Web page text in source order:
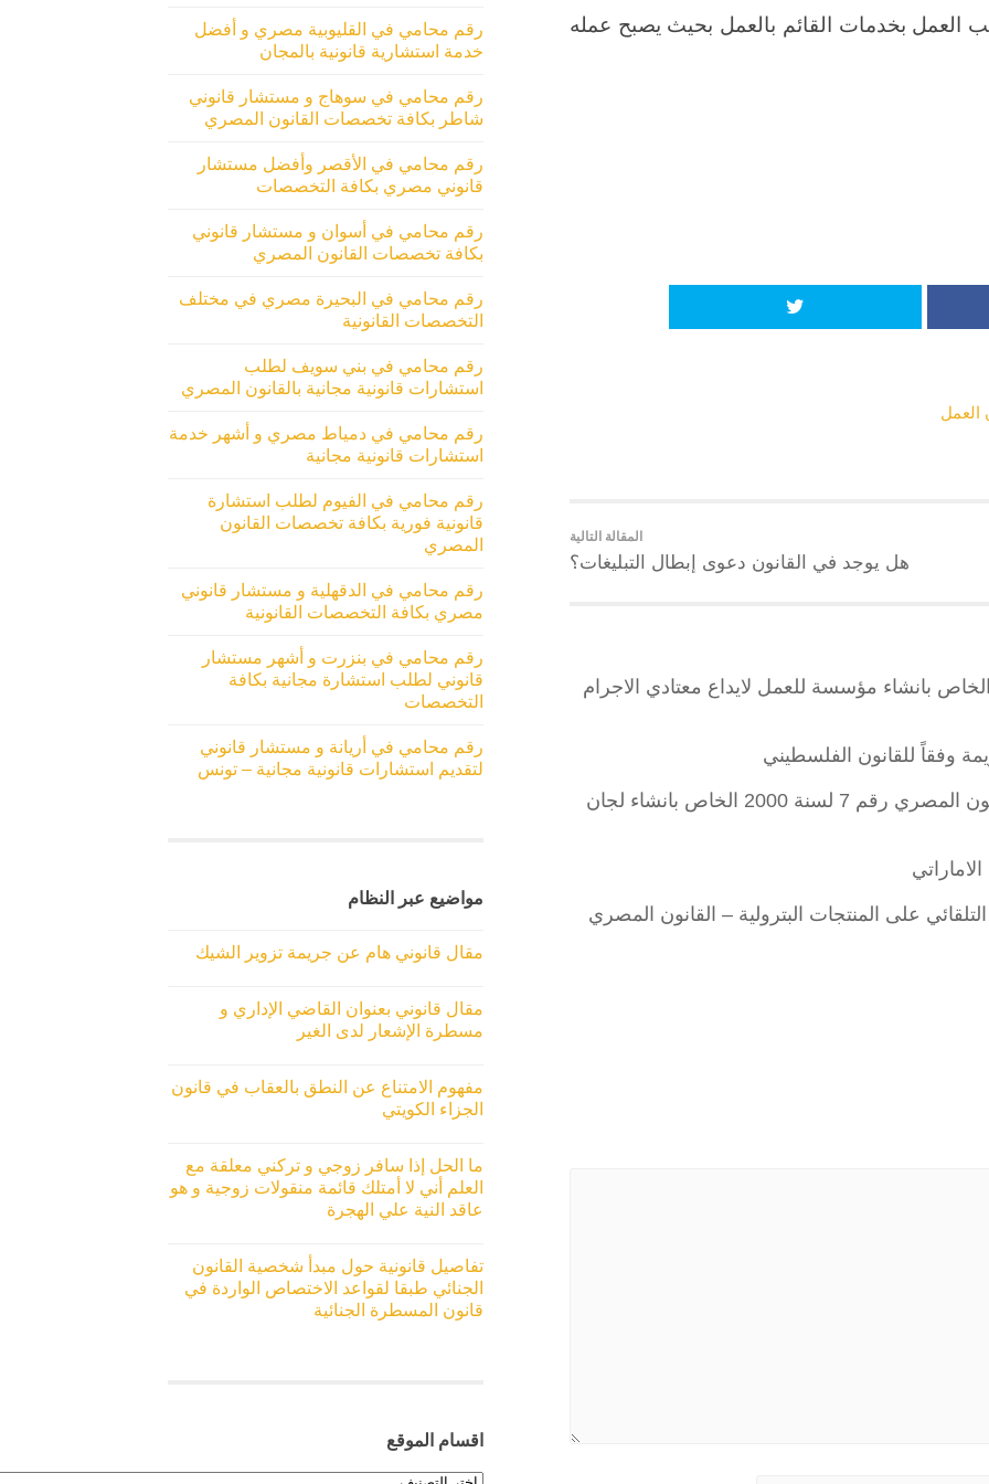
العمل بخدمات القائم بالعمل بحيث يصبح عمله
العمل
المقالة التالية
هل يوجد في القانون دعوى إبطال التبليغات؟
بانشاء مؤسسة للعمل لايداع معتادي الاجرام
وفقاً للقانون الفلسطيني
نصوص ومواد المذكرة الايضاحية للقانون المصري رقم 7 لسنة 2000 الخاص بانشاء لجان
على المنتجات البترولية – القانون المصري
رقم محامي في القليوبية مصري و أفضل
خدمة استشارية قانونية بالمجان
رقم محامي في سوهاج و مستشار قانوني
شاطر بكافة تخصصات القانون المصري
رقم محامي في الأقصر وأفضل مستشار
قانوني مصري بكافة التخصصات
رقم محامي في أسوان و مستشار قانوني
بكافة تخصصات القانون المصري
رقم محامي في البحيرة مصري في مختلف
التخصصات القانونية
رقم محامي في بني سويف لطلب
استشارات قانونية مجانية بالقانون المصري
رقم محامي في دمياط مصري و أشهر خدمة
استشارات قانونية مجانية
رقم محامي في الفيوم لطلب استشارة
قانونية فورية بكافة تخصصات القانون
المصري
رقم محامي في الدقهلية و مستشار قانوني
مصري بكافة التخصصات القانونية
رقم محامي في بنزرت و أشهر مستشار
قانوني لطلب استشارة مجانية بكافة
التخصصات
رقم محامي في أريانة و مستشار قانوني
لتقديم استشارات قانونية مجانية – تونس
مواضيع عبر النظام
مقال قانوني هام عن جريمة تزوير الشيك
مقال قانوني بعنوان القاضي الإداري و
مسطرة الإشعار لدى الغير
مفهوم الامتناع عن النطق بالعقاب في قانون
الجزاء الكويتي
ما الحل إذا سافر زوجي و تركني معلقة مع
العلم أني لا أمتلك قائمة منقولات زوجية و هو
عاقد النية علي الهجرة
تفاصيل قانونية حول مبدأ شخصية القانون
الجنائي طبقا لقواعد الاختصاص الواردة في
قانون المسطرة الجنائية
اقسام الموقع
اقسام